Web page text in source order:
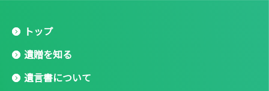
トップ
遺贈を知る
遺言書について